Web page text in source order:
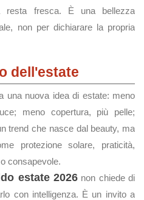
resta fresca. È una bellezza
non per dichiarare la propria
dell'estate
una nuova idea di estate: meno
meno copertura, più pelle;
trend che nasce dal beauty, ma
protezione solare, praticità,
consapevole.
estate 2026 non chiede di
con intelligenza. È un invito a